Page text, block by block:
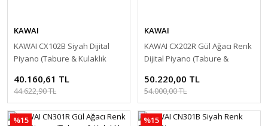
KAWAI
KAWAI CX102B Siyah Dijital
Piyano (Tabure & Kulaklık
40.160,61 TL
44.622,90 TL
KAWAI
KAWAI CX202R Gül Ağacı Renk
Dijital Piyano (Tabure &
50.220,00 TL
54.000,00 TL
%15 %15